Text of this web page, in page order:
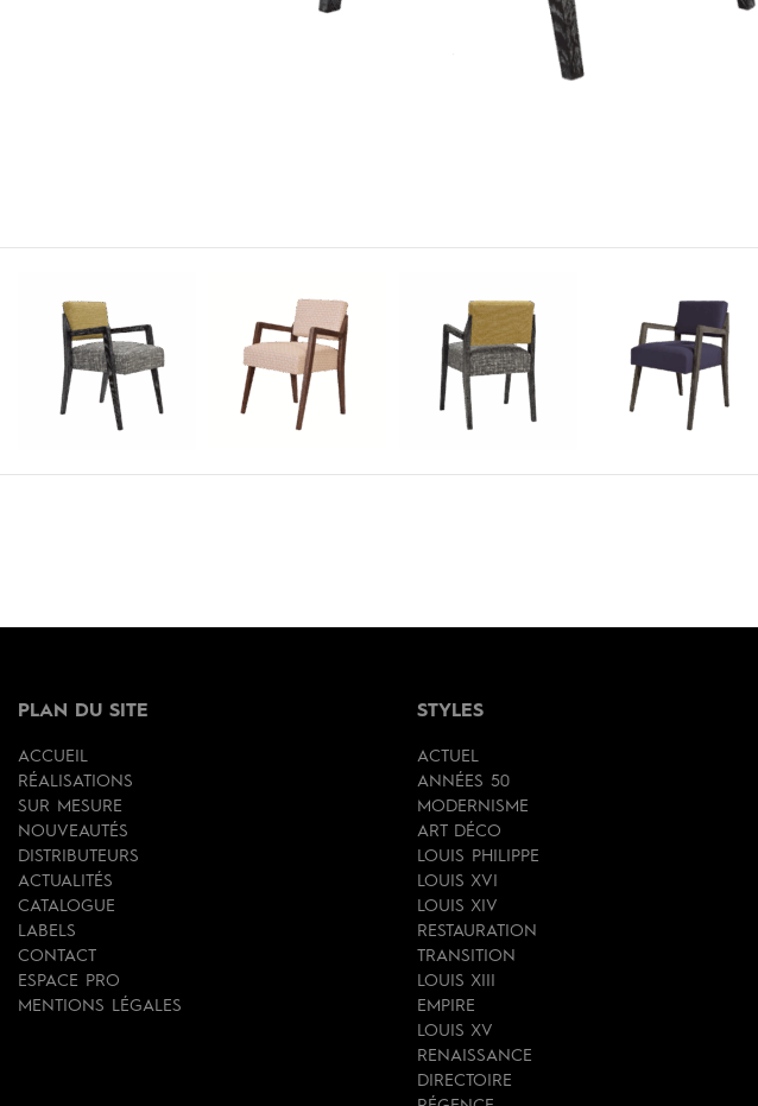
PLAN DU SITE
ACCUEIL
RÉALISATIONS
SUR MESURE
NOUVEAUTÉS
DISTRIBUTEURS
ACTUALITÉS
CATALOGUE
LABELS
CONTACT
ESPACE PRO
MENTIONS LÉGALES
STYLES
ACTUEL
ANNÉES 50
MODERNISME
ART DÉCO
LOUIS PHILIPPE
LOUIS XVI
LOUIS XIV
RESTAURATION
TRANSITION
LOUIS XIII
EMPIRE
LOUIS XV
RENAISSANCE
DIRECTOIRE